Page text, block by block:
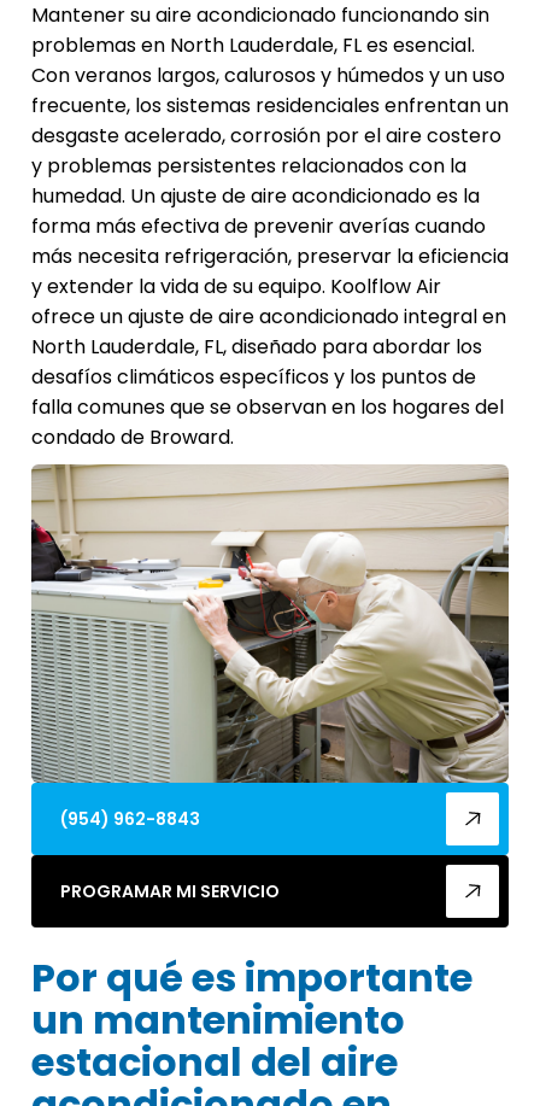
Mantener su aire acondicionado funcionando sin
problemas en North Lauderdale, FL es esencial.
Con veranos largos, calurosos y húmedos y un uso
frecuente, los sistemas residenciales enfrentan un
desgaste acelerado, corrosión por el aire costero
y problemas persistentes relacionados con la
humedad. Un ajuste de aire acondicionado es la
forma más efectiva de prevenir averías cuando
más necesita refrigeración, preservar la eficiencia
y extender la vida de su equipo. Koolflow Air
ofrece un ajuste de aire acondicionado integral en
North Lauderdale, FL, diseñado para abordar los
desafíos climáticos específicos y los puntos de
falla comunes que se observan en los hogares del
condado de Broward.
(954) 962-8843
PROGRAMAR MI SERVICIO
Por qué es importante
un mantenimiento
estacional del aire